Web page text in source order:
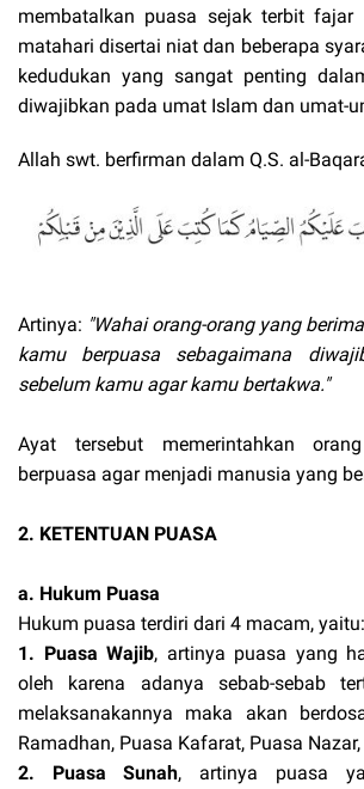
membatalkan puasa sejak terbit fajar
matahari disertai niat dan beberapa
kedudukan yang sangat penting
diwajibkan pada umat Islam dan umat-
Allah swt. berfirman dalam Q.S. al-
Artinya: "Wahai orang-orang yang
kamu berpuasa sebagaimana
sebelum kamu agar kamu bertakwa."
Ayat tersebut memerintahkan
berpuasa agar menjadi manusia yang
2. KETENTUAN PUASA
a. Hukum Puasa
Hukum puasa terdiri dari 4 macam, yaitu:
1. Puasa Wajib, artinya puasa yang
oleh karena adanya sebab-sebab
melaksanakannya maka akan
Ramadhan, Puasa Kafarat, Puasa
2. Puasa Sunah, artinya puasa